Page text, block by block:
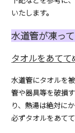
いたします。
水道管が凍っ
タオルをあて
水道管にタオルを
管や器具等を破損
り、熱湯は絶対に
必ずタオルをあて